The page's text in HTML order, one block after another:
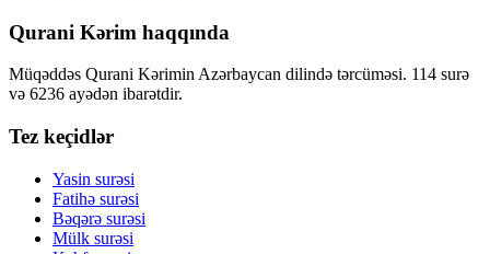
Qurani Kərim haqqında
Müqəddəs Qurani Kərimin Azərbaycan dilində tərcüməsi. 114 surə
və 6236 ayədən ibarətdir.
Tez keçidlər
Yasin surəsi
Fatihə surəsi
Bəqərə surəsi
Mülk surəsi